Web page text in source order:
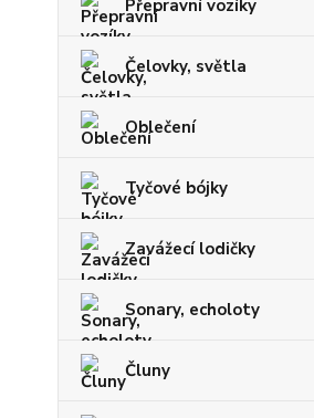
Přepravní vozíky
Čelovky, světla
Oblečení
Tyčové bójky
Zavážecí lodičky
Sonary, echoloty
Čluny